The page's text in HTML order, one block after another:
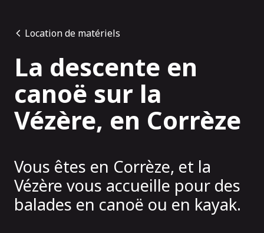
Location de matériels
La descente en
canoë sur la
Vézère, en Corrèze
Vous êtes en Corrèze, et la
Vézère vous accueille pour des
balades en canoë ou en kayak.